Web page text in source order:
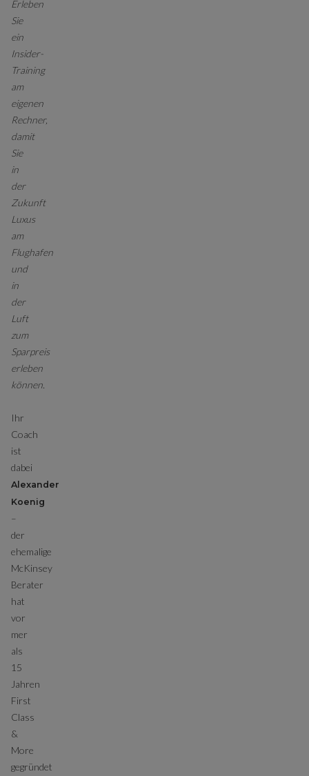
Erleben
Sie
ein
Insider-
Training
am
eigenen
Rechner,
damit
Sie
in
der
Zukunft
Luxus
am
Flughafen
und
in
der
Luft
zum
Sparpreis
erleben
können.
Ihr
Coach
ist
dabei
Alexander
Koenig
–
der
ehemalige
McKinsey
Berater
hat
vor
mer
als
15
Jahren
First
Class
&
More
gegründet